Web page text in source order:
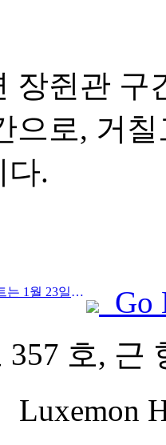
장쥔관 구
으로, 거
다.
Prev:베이징 유니버설 리조트는 1월 23일부터 40일간 유니버설 중국 설날 이벤트를 개최합니다.
Go
호, 근
Luxemon